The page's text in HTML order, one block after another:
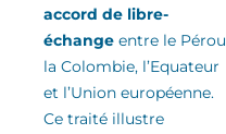
accord de libre-
échange entre le
la Colombie, l’Equateur
et l’Union européenne.
Ce traité illustre